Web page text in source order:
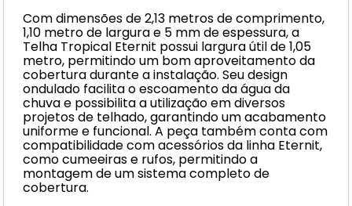
Com dimensões de 2,13 metros de comprimento,
1,10 metro de largura e 5 mm de espessura, a
Telha Tropical Eternit possui largura útil de 1,05
metro, permitindo um bom aproveitamento da
cobertura durante a instalação. Seu design
ondulado facilita o escoamento da água da
chuva e possibilita a utilização em diversos
projetos de telhado, garantindo um acabamento
uniforme e funcional. A peça também conta com
compatibilidade com acessórios da linha Eternit,
como cumeeiras e rufos, permitindo a
montagem de um sistema completo de
cobertura.